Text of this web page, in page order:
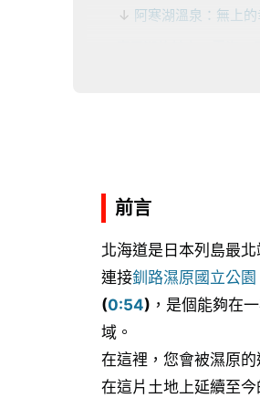
阿寒湖溫泉：無上
摩周湖的魅力：雲海
阿寒湖區域：湖之
弟子屈・摩周區域
四季怎麼玩？水之卡姆
春至夏（5月至8月
秋季（9月至10月）
前往水之卡姆伊觀光圈
前言
北海道是日本列島最
連接釧路濕原國立公園
(0:54) ，是個能夠在
域。
在這裡，您會被濕原
在這片土地上延續至今